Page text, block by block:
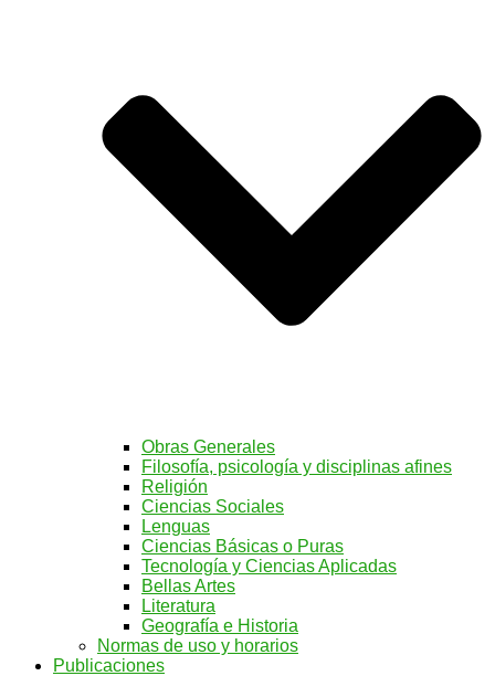
Obras Generales
Filosofía, psicología y disciplinas afines
Religión
Ciencias Sociales
Lenguas
Ciencias Básicas o Puras
Tecnología y Ciencias Aplicadas
Bellas Artes
Literatura
Geografía e Historia
Normas de uso y horarios
Publicaciones